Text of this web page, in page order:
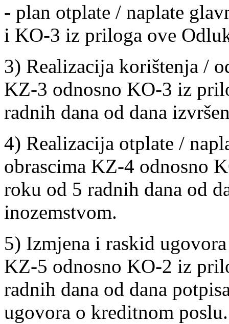
- plan otplate / naplate
i KO-3 iz priloga ove
3) Realizacija korištenja /
KZ-3 odnosno KO-3 iz
radnih dana od dana
4) Realizacija otplate /
obrascima KZ-4 odnosno
roku od 5 radnih dana od
inozemstvom.
5) Izmjena i raskid
KZ-5 odnosno KO-2 iz
radnih dana od dana
ugovora o kreditnom poslu.